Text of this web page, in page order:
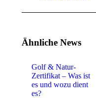
Ähnliche News
Golf & Natur-
Zertifikat – Was ist
es und wozu dient
es?